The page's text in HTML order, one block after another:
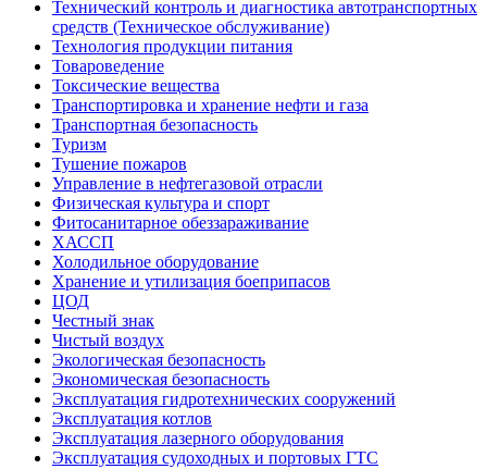
Технический контроль и диагностика автотранспортных
средств (Техническое обслуживание)
Технология продукции питания
Товароведение
Токсические вещества
Транспортировка и хранение нефти и газа
Транспортная безопасность
Туризм
Тушение пожаров
Управление в нефтегазовой отрасли
Физическая культура и спорт
Фитосанитарное обеззараживание
ХАССП
Холодильное оборудование
Хранение и утилизация боеприпасов
ЦОД
Честный знак
Чистый воздух
Экологическая безопасность
Экономическая безопасность
Эксплуатация гидротехнических сооружений
Эксплуатация котлов
Эксплуатация лазерного оборудования
Эксплуатация судоходных и портовых ГТС